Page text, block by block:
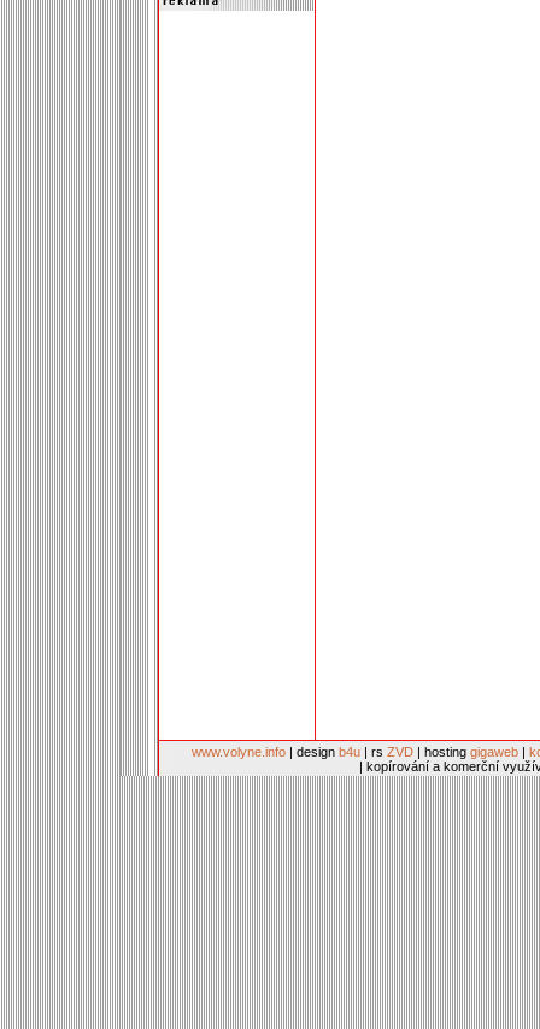
www.volyne.info | design b4u | rs ZVD | hosting gigaweb |
| kopírování a komerční